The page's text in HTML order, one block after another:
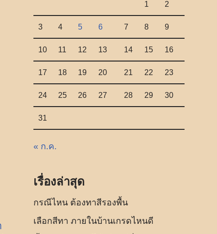
1 2
3 4 5 6 7 8 9
10 11 12 13 14 15 16
17 18 19 20 21 22 23
24 25 26 27 28 29 30
31
« ก.ค.
เรื่องล่าสุด
กรณีไหน ต้องทาสีรองพื้น
เลือกสีทา ภายในบ้านเกรดไหนดี